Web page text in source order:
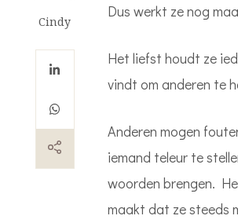
Cindy
Dus werkt ze nog
Het liefst houdt ze
vindt om anderen te
Anderen mogen
iemand teleur te
woorden brengen.
maakt dat ze steeds